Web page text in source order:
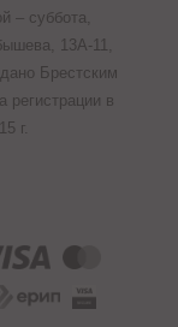
– суббота,
13A-11,
Брестским
регистрации в
г.